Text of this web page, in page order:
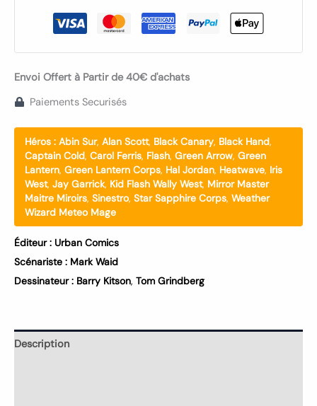
Envoi Offert à Partir de 40€ d'achats
Paiements Securisés
Héros : Abin Sur, Alan Scott, Black Canary, Black Hand,
Captain Cold, Carol Ferris, Flash, Green Arrow, Green
Lantern, Green Lantern Corps, Hal Jordan, Heatwave, Iris
West, Jay Garrick, Kid Flash Wally West, Mirror Master
Maitre Miroirs, Sinestro, Star Sapphire Corps, Weather
Wizard Meteo Mage
Éditeur : Urban Comics
Scénariste : Mark Waid
Dessinateur : Barry Kitson, Tom Grindberg
Description